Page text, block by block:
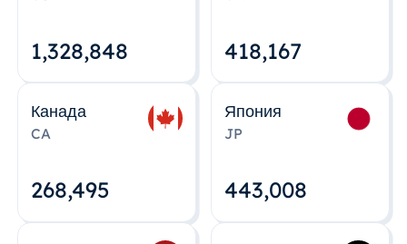
1,328,848 418,167
Канада
CA
268,495
Япония
JP
443,008